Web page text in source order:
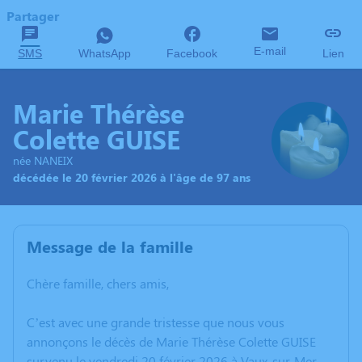
Partager
SMS WhatsApp Facebook E-mail Lien
Marie Thérèse
Colette GUISE
née NANEIX
décédée le 20 février 2026 à l'âge de 97 ans
Message de la famille
Chère famille, chers amis,
C’est avec une grande tristesse que nous vous
annonçons le décès de Marie Thérèse Colette GUISE